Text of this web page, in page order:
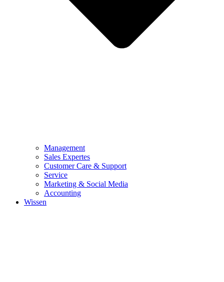
Management
Sales Expertes
Customer Care & Support
Service
Marketing & Social Media
Accounting
Wissen